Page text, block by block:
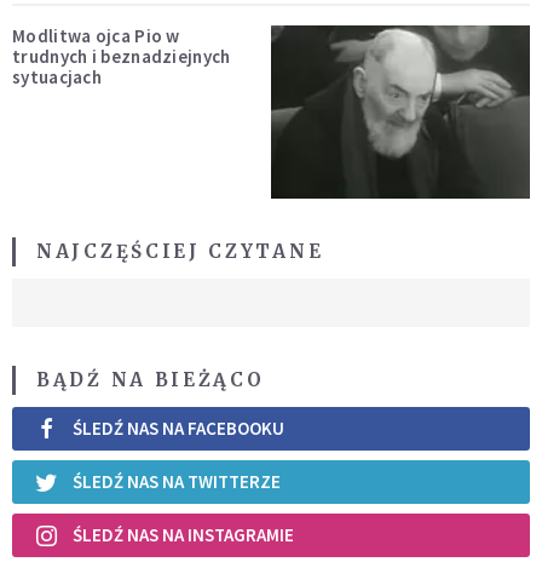
Modlitwa ojca Pio w
trudnych i beznadziejnych
sytuacjach
NAJCZĘŚCIEJ CZYTANE
BĄDŹ NA BIEŻĄCO
ŚLEDŹ NAS NA FACEBOOKU
ŚLEDŹ NAS NA TWITTERZE
ŚLEDŹ NAS NA INSTAGRAMIE